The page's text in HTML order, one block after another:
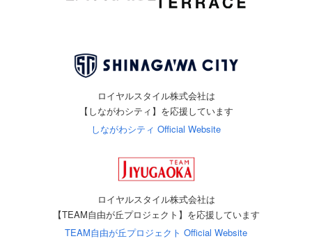
ロイヤルスタイル株式会社は
【しながわシティ】を応援しています
しながわシティ Official Website
ロイヤルスタイル株式会社は
【TEAM自由が丘プロジェクト】を応援しています
TEAM自由が丘プロジェクト Official Website